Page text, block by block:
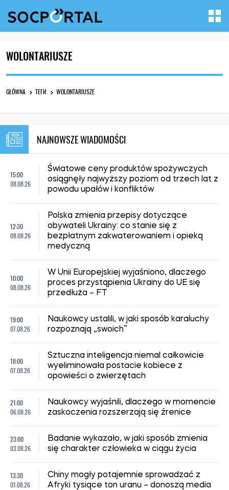
WOLONTARIUSZE
GŁÓWNA ТЕГИ WOLONTARIUSZE
NAJNOWSZE WIADOMOŚCI
15:00
08.08.26
Światowe ceny produktów spożywczych
osiągnęły najwyższy poziom od trzech lat z
powodu upałów i konfliktów
12:30
08.08.26
Polska zmienia przepisy dotyczące
obywateli Ukrainy: co stanie się z
bezpłatnym zakwaterowaniem i opieką
medyczną
10:00
08.08.26
W Unii Europejskiej wyjaśniono, dlaczego
proces przystąpienia Ukrainy do UE się
przedłuża – FT
19:00
07.08.26
Naukowcy ustalili, w jaki sposób karaluchy
rozpoznają „swoich”
18:00
07.08.26
Sztuczna inteligencja niemal całkowicie
wyeliminowała postacie kobiece z
opowieści o zwierzętach
21:00
06.08.26
Naukowcy wyjaśnili, dlaczego w momencie
zaskoczenia rozszerzają się źrenice
23:00
03.08.26
Badanie wykazało, w jaki sposób zmienia
się charakter człowieka w ciągu życia
13:30
01.08.26
Chiny mogły potajemnie sprowadzać z
Afryki tysiące ton uranu – donoszą media